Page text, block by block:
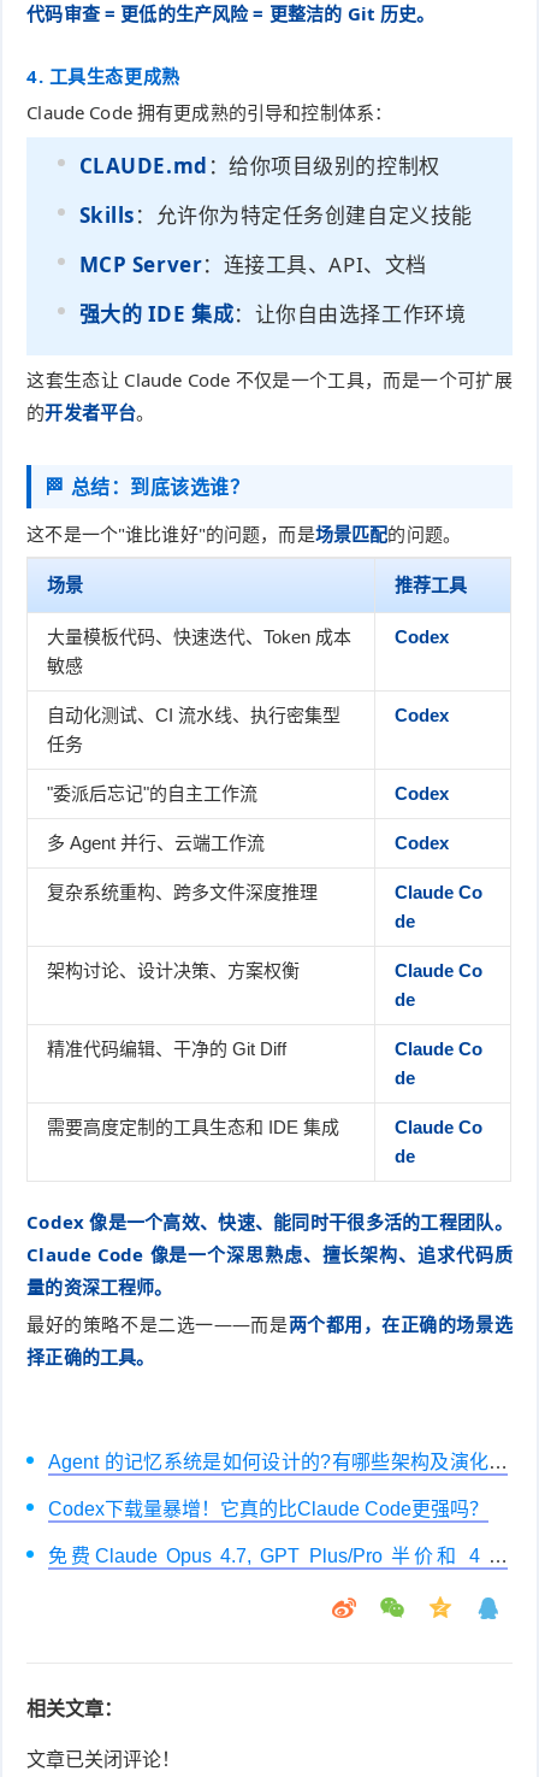
代码审查 = 更低的生产风险 = 更整洁的 Git 历史。
4. 工具生态更成熟
Claude Code 拥有更成熟的引导和控制体系：
CLAUDE.md ：给你项目级别的控制权
Skills：允许你为特定任务创建自定义技能
MCP Server：连接工具、API、文档
强大的 IDE 集成：让你自由选择工作环境
这套生态让 Claude Code 不仅是一个工具，而是一个可扩展
的开发者平台。
🏁 总结：到底该选谁？
这不是一个"谁比谁好"的问题，而是场景匹配的问题。
场景 推荐工具
大量模板代码、快速迭代、Token 成本
敏感
Codex
自动化测试、CI 流水线、执行密集型
任务
Codex
"委派后忘记"的自主工作流 Codex
多 Agent 并行、云端工作流 Codex
复杂系统重构、跨多文件深度推理
Claude Co
de
架构讨论、设计决策、方案权衡
Claude Co
de
精准代码编辑、干净的 Git Diff
Claude Co
de
需要高度定制的工具生态和 IDE 集成
Claude Co
de
Codex 像是一个高效、快速、能同时干很多活的工程团队。
Claude Code 像是一个深思熟虑、擅长架构、追求代码质
量的资深工程师。
最好的策略不是二选一——而是两个都用，在正确的场景选
择正确的工具。
Agent 的记忆系统是如何设计的?有哪些架构及演化机
Codex下载量暴增！它真的比Claude Code更强吗？
免费Claude Opus 4.7, GPT Plus/Pro 半价和 4 年
相关文章：
文章已关闭评论！